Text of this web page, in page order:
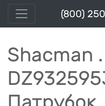
(800)
Shacman .